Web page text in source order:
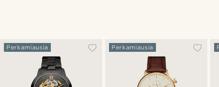
Perkamiausia Perkamiausia